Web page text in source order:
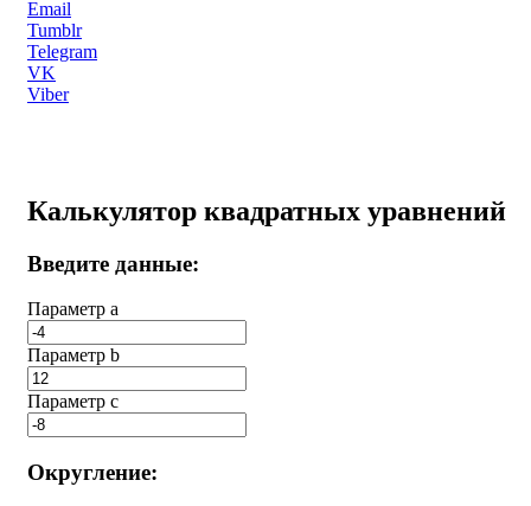
Email
Tumblr
Telegram
VK
Viber
Калькулятор квадратных уравнений
Введите данные:
Параметр a
Параметр b
Параметр с
Округление: